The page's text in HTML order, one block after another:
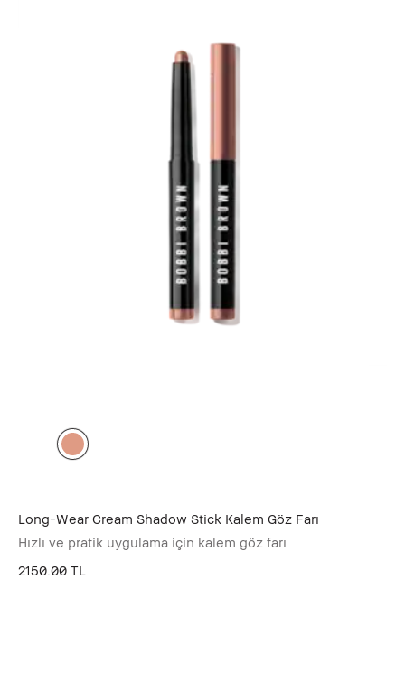
Long-Wear Cream Shadow Stick Kalem Göz Farı
Hızlı ve pratik uygulama için kalem göz farı
2150.00 TL